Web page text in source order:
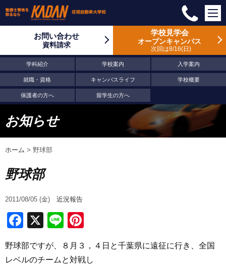
お問い合わせ
資料請求
学校見学会
オープンキャンパス
次回は8/16 日
学科紹介 学校案内 入学案内
就職・資格 キャンパスライフ 学校概要
保護者の方へ 留学生の方へ
お知らせ
ホーム > 野球部
野球部
2011/08/05 (金) 近況報告
Facebook
X Line
野球部ですが、８月３，４日と千葉県に遠征に行き、全国
レベルのチームと対戦し